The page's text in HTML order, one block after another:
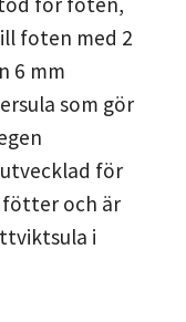
foten med 2
6 mm
som gör
för
fötter och är
i